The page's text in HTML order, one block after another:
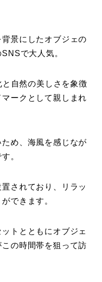
景にしたオブジェの
で大人気。
自然の美しさを象徴
ークとして親しまれ
め、海風を感じなが
。
されており、リラッ
できます。
トとともにオブジェ
の時間帯を狙って訪